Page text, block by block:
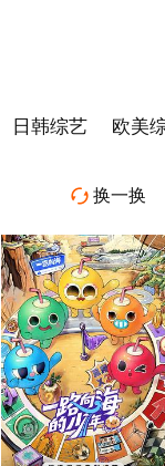
日韩综艺 欧美
 换一换